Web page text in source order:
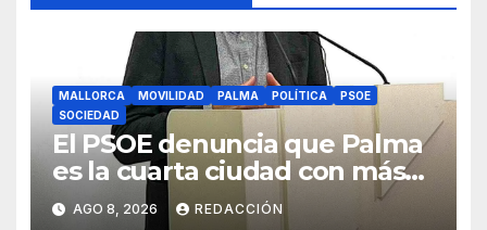
MALLORCA MOVILIDAD PALMA POLÍTICA
PSOE
SOCIEDAD
El PSOE denuncia que Palma
es la cuarta ciudad con más
atascos por el «fracaso» de
AGO 8, 2026 REDACCIÓN